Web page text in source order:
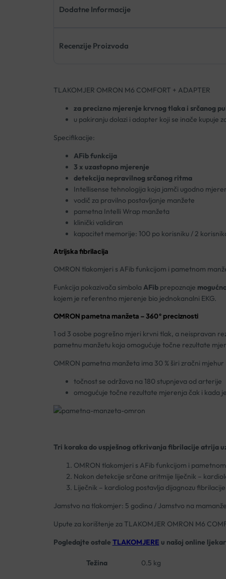
Dodatne Informacije
Recenzije Proizvoda
TLAKOMJER OMRON M6 COMFORT + ADAPTER
za precizno mjerenje krvnog tlaka i srčanog
u pakiranju dolazi i adapter koji se inače kupuje
Specifikacije:
AFib funkcija
3 x uzastopno mjerenje
detekcija nepravilnog srčanog ritma
Intellisense tehnologija koja jamči ugodno
vodič za pravilno postavljanje manžete
pametna Intelli Wrap manžeta
klinički validiran
kapacitet memorije: 100 po korisniku / 2
Atrijska fibrilacija
OMRON tlakomjeri s AFib funkcijom i pametnom
Funkcija pokazivača simbola AFibprepoznaje
kojem je referentno mjerenje bio jednokanalni EKG.
OMRON pametna manžeta – 360° preciznosti
1 od 3 osobe pogrešno mjeri krvni tlak, a neispravan
pametnu manžetu koja omogućuje točne rezultate
OMRON pametna manžeta ima 30 % širi zračni
točnost se održava na 180 stupnjeva od arterije
omogućuje točne rezultate mjerenja čak i kada
Tri koraka do uspješnog otkrivanja fibrilacije atrija
OMRON tlakomjeri s AFib funkcijom i
Nakon detekcije srčane aritmije liječnik –
Liječnik – kardiolog postavlja dijagnozu
Jamstvo na tlakomjer: 5 godina / Jamstvo na
Upute za korištenje za TLAKOMJER OMRON M6
Pogledajte ostale TLAKOMJERE u našoj online
Težina 0.5 kg